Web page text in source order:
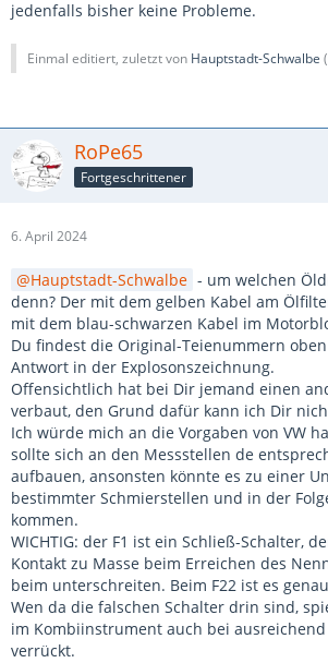
jedenfalls bisher keine Probleme.
Einmal editiert, zuletzt von Hauptstadt-Schwalbe (
RoPe65
Fortgeschrittener
6. April 2024
Hauptstadt-Schwalbe - um welchen
denn? Der mit dem gelben Kabel am
mit dem blau-schwarzen Kabel im
Du findest die Original-Teienummern
Antwort in der Explosonszeichnung.
Offensichtlich hat bei Dir jemand einen
verbaut, den Grund dafür kann ich Dir
Ich würde mich an die Vorgaben von VW
sollte sich an den Messstellen de
aufbauen, ansonsten könnte es zu einer
bestimmter Schmierstellen und in der
kommen.
WICHTIG: der F1 ist ein Schließ-Schalter,
Kontakt zu Masse beim Erreichen des
beim unterschreiten. Beim F22 ist es
Wen da die falschen Schalter drin sind,
im Kombiinstrument auch bei
verrückt.